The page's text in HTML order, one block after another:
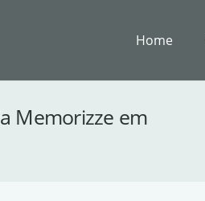
Home
Memorizze em